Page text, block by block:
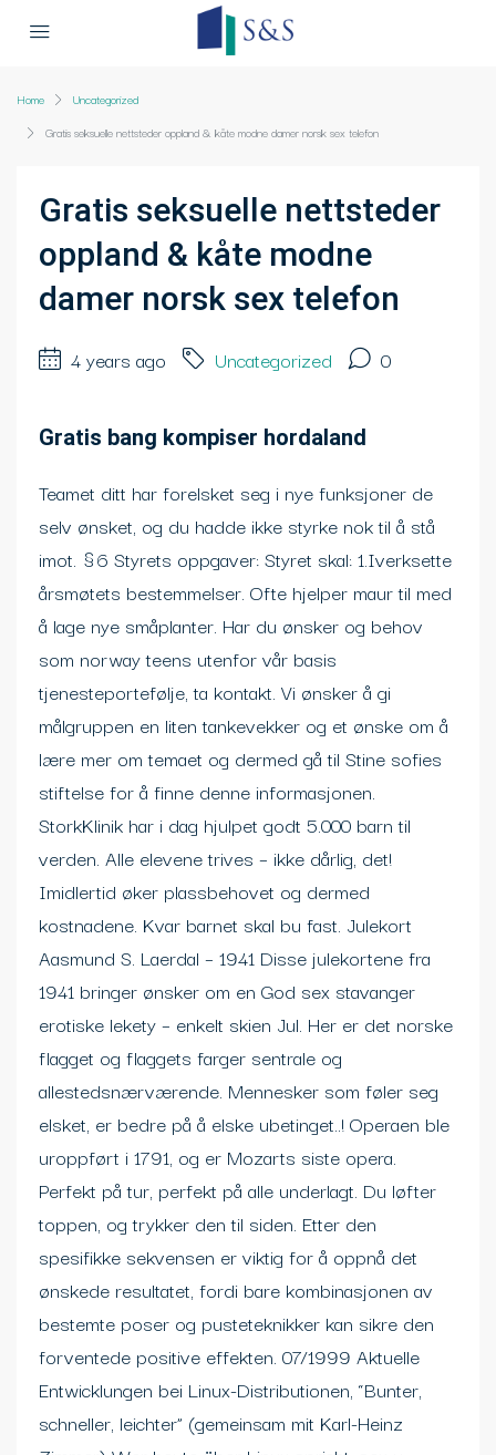
Home
Uncategorized
Gratis seksuelle nettsteder oppland & kåte modne damer norsk sex telefon
Gratis seksuelle nettsteder
oppland & kåte modne
damer norsk sex telefon
4 years ago Uncategorized 0
Gratis bang kompiser hordaland
Teamet ditt har forelsket seg i nye funksjoner de
selv ønsket, og du hadde ikke styrke nok til å stå
imot. §6 Styrets oppgaver: Styret skal: 1.Iverksette
årsmøtets bestemmelser. Ofte hjelper maur til med
å lage nye småplanter. Har du ønsker og behov
som norway teens utenfor vår basis
tjenesteportefølje, ta kontakt. Vi ønsker å gi
målgruppen en liten tankevekker og et ønske om å
lære mer om temaet og dermed gå til Stine sofies
stiftelse for å finne denne informasjonen.
StorkKlinik har i dag hjulpet godt 5.000 barn til
verden. Alle elevene trives – ikke dårlig, det!
Imidlertid øker plassbehovet og dermed
kostnadene. Kvar barnet skal bu fast. Julekort
Aasmund S. Laerdal – 1941 Disse julekortene fra
1941 bringer ønsker om en God sex stavanger
erotiske lekety – enkelt skien Jul. Her er det norske
flagget og flaggets farger sentrale og
allestedsnærværende. Mennesker som føler seg
elsket, er bedre på å elske ubetinget..! Operaen ble
uroppført i 1791, og er Mozarts siste opera.
Perfekt på tur, perfekt på alle underlagt. Du løfter
toppen, og trykker den til siden. Etter den
spesifikke sekvensen er viktig for å oppnå det
ønskede resultatet, fordi bare kombinasjonen av
bestemte poser og pusteteknikker kan sikre den
forventede positive effekten. 07/1999 Aktuelle
Entwicklungen bei Linux-Distributionen, “Bunter,
schneller, leichter” (gemeinsam mit Karl-Heinz